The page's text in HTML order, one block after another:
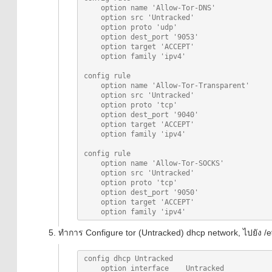
config rule
config rule
ทำการ Configure tor (Untracked) dhcp network, ไปยัง /
config dhcp Untracked